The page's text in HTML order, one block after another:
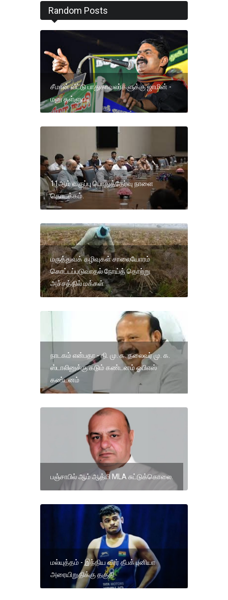
Random Posts
சீமான் வீட்டு பாதுகாவலர்களுக்கு ஜாமின் -
மனு தள்ளுபடி
11ஆம் வகுப்பு பொதுத்தேர்வு நாளை
தொடக்கம்.
மருத்துவக் கழிவுகள் சாலையோரம்
கொட்டப்படுவாதல் நோய்த் தொற்று
அச்சத்தில் மக்கள்
நாடகம் என்பதா - தி. மு. க. தலைவர் மு. க.
ஸ்டாலினுக்கு கடும் கண்டனம் ஓபிஎஸ்
கண்டனம்
பஞ்சாபில் ஆம் ஆத்மி MLA சுட்டுக்கொலை.
மல்யுத்தம் - இந்திய வீரர் தீபக் புனியா
அரையிறுதிக்கு தகுதி